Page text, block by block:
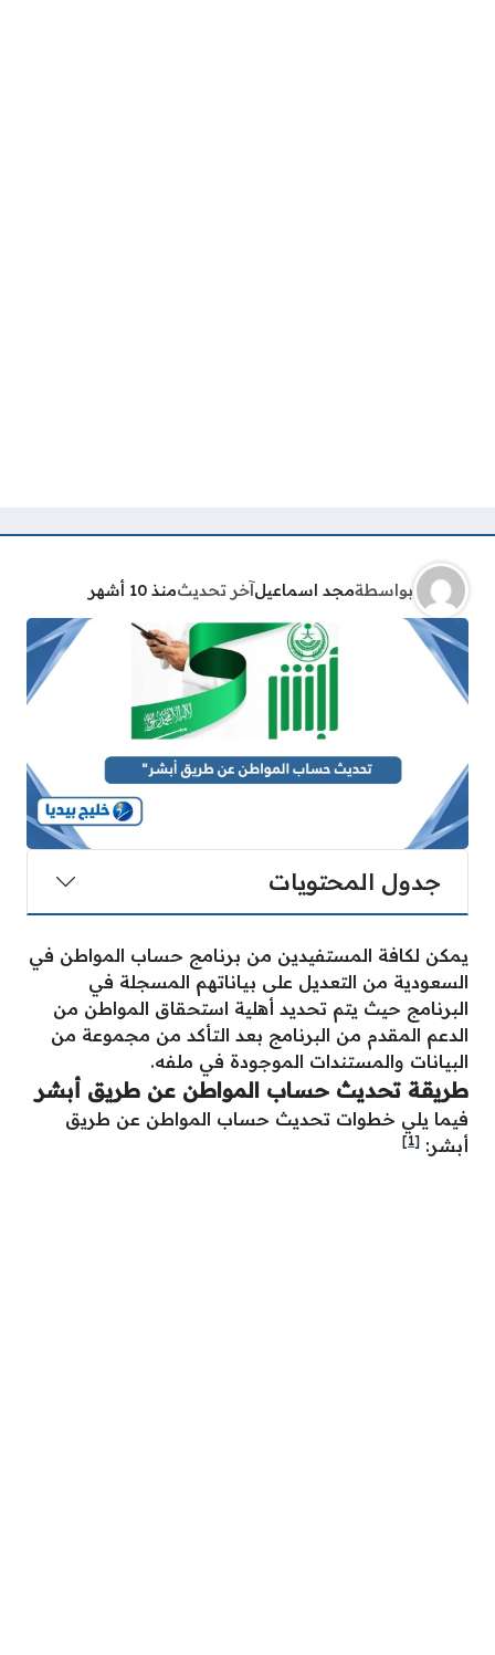
بواسطةمجد اسماعيلآخر تحديثمنذ 10 أشهر
جدول المحتويات
يمكن لكافة المستفيدين من برنامج حساب المواطن في
السعودية من التعديل على بياناتهم المسجلة في
البرنامج حيث يتم تحديد أهلية استحقاق المواطن من
الدعم المقدم من البرنامج بعد التأكد من مجموعة من
البيانات والمستندات الموجودة في ملفه.
طريقة تحديث حساب المواطن عن طريق أبشر
فيما يلي خطوات تحديث حساب المواطن عن طريق
أبشر: [1]